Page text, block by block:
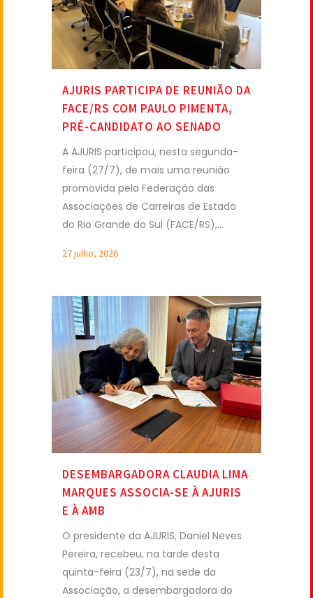
AJURIS PARTICIPA DE REUNIÃO DA
FACE/RS COM PAULO PIMENTA,
PRÉ-CANDIDATO AO SENADO
A AJURIS participou, nesta segunda-
feira (27/7), de mais uma reunião
promovida pela Federação das
Associações de Carreiras de Estado
do Rio Grande do Sul (FACE/RS),...
27 julho, 2026
DESEMBARGADORA CLAUDIA LIMA
MARQUES ASSOCIA-SE À AJURIS
E À AMB
O presidente da AJURIS, Daniel Neves
Pereira, recebeu, na tarde desta
quinta-feira (23/7), na sede da
Associação, a desembargadora do